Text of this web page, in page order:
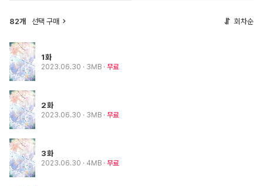
82개 선택 구매 회차순
1화
2023.06.30 · 3MB 무료
2화
2023.06.30 · 3MB 무료
3화
2023.06.30 · 4MB 무료